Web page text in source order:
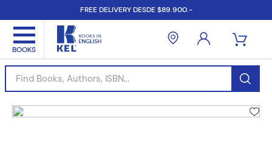
FREE DELIVERY DESDE $89.900.-
Find Books, Authors, ISBN...